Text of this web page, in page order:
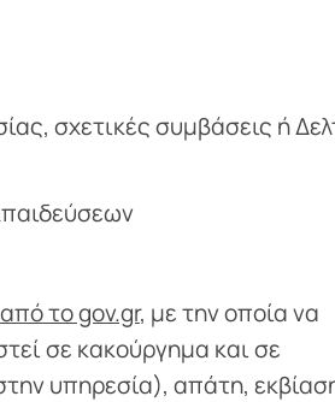
σχετικές συμβάσεις ή
το gov.gr, με την οποία να
σε κακούργημα και σε
υπηρεσία), απάτη,